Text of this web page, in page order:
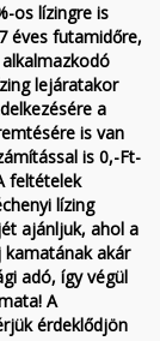
os lízingre is
éves futamidőre,
lejáratakor
a
is van
is 0,-Ft-
feltételek
lízing
ajánljuk, ahol a
akár
adó, így végül
A
érdeklődjön